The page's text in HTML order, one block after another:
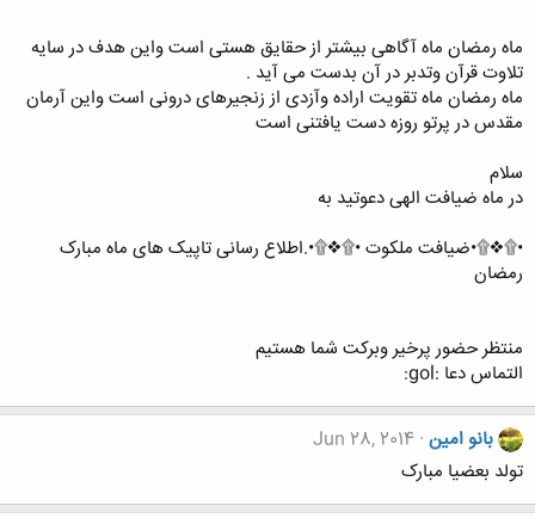
ماه رمضان ماه آگاهی بیشتر از حقایق هستی است واین هدف در سایه
تلاوت قرآن وتدبر در آن بدست می آید .
ماه رمضان ماه تقویت اراده وآزدی از زنجیرهای درونی است واین آرمان
مقدس در پرتو روزه دست یافتنی است
سلام
در ماه ضیافت الهی دعوتید به
•۩❖۩•ضیافت ملکوت •۩❖۩•.اطلاع رسانی تاپیک های ماه مبارک
رمضان
منتظر حضور پرخیر وبرکت شما هستیم
التماس دعا :gol:
بانو امین Jun 28, 2014
تولد بعضیا مبارک